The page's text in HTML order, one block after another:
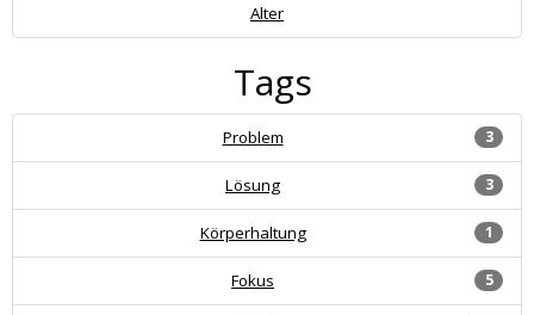
Alter
Tags
3
Problem
3
Lösung
1
Körperhaltung
5
Fokus